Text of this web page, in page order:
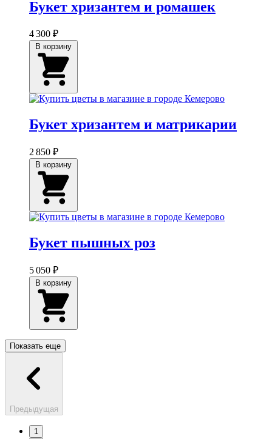
Букет хризантем и ромашек
4 300 ₽
Букет хризантем и матрикарии
2 850 ₽
Букет пышных роз
5 050 ₽
Показать еще
Предыдущая
1